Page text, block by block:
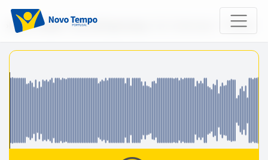
Início Rádio Voz da Esperança Em Cafarnaum - T01E41